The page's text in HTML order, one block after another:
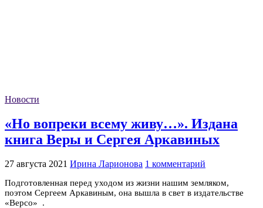
Новости
«Но вопреки всему живу…». Издана
книга Веры и Сергея Аркавиных
27 августа 2021 Ирина Ларионова 1 комментарий
Подготовленная перед уходом из жизни нашим земляком,
поэтом Сергеем Аркавиным, она вышла в свет в издательстве
«Версо» .